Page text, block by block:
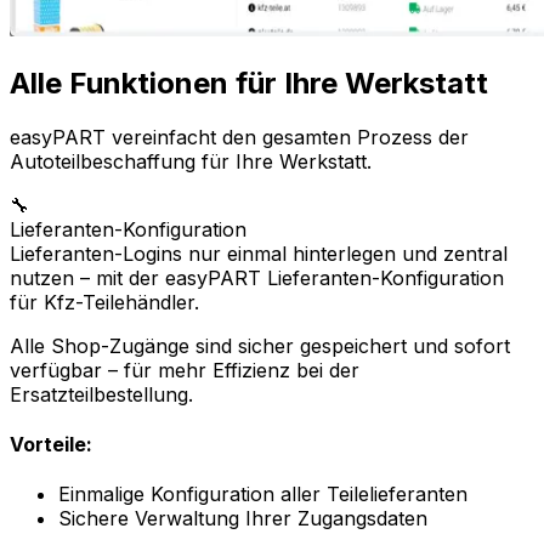
Alle Funktionen für Ihre Werkstatt
easyPART vereinfacht den gesamten Prozess der
Autoteilbeschaffung für Ihre Werkstatt.
🔧
Lieferanten-Konfiguration
Lieferanten-Logins nur einmal hinterlegen und zentral
nutzen – mit der easyPART Lieferanten-Konfiguration
für Kfz-Teilehändler.
Alle Shop-Zugänge sind sicher gespeichert und sofort
verfügbar – für mehr Effizienz bei der
Ersatzteilbestellung.
Vorteile:
Einmalige Konfiguration aller Teilelieferanten
Sichere Verwaltung Ihrer Zugangsdaten